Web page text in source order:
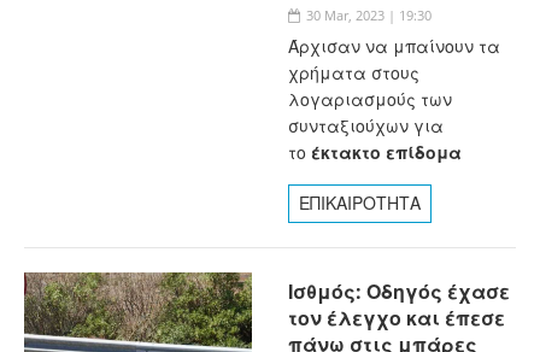
30 Mar, 2023 | 19:30
Άρχισαν να μπαίνουν τα
χρήματα στους
λογαριασμούς των
συνταξιούχων για
το έκτακτο επίδομα
ΕΠΙΚΑΙΡΟΤΗΤΑ
Ισθμός: Οδηγός έχασε
τον έλεγχο και έπεσε
πάνω στις μπάρες